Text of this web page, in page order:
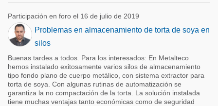
Participación en foro el 16 de julio de 2019
Problemas en almacenamiento de torta de soya en
silos
Buenas tardes a todos. Para los interesados: En Metalteco
hemos instalado exitosamente varios silos de almacenamiento
tipo fondo plano de cuerpo metálico, con sistema extractor para
torta de soya. Con algunas rutinas de automatización se
garantiza la no compactación de la torta. La solución instalada
tiene muchas ventajas tanto económicas como de seguridad